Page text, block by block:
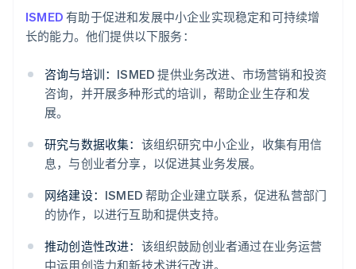
ISMED 有助于促进和发展中小企业实现稳定和可持续增
长的能力。他们提供以下服务：
咨询与培训： ISMED 提供业务改进、市场营销和投资
咨询，并开展多种形式的培训，帮助企业生存和发
展。
研究与数据收集： 该组织研究中小企业，收集有用信
息，与创业者分享，以促进其业务发展。
网络建设： ISMED 帮助企业建立联系，促进私营部门
的协作，以进行互助和提供支持。
推动创造性改进： 该组织鼓励创业者通过在业务运营
中运用创造力和新技术进行改进。